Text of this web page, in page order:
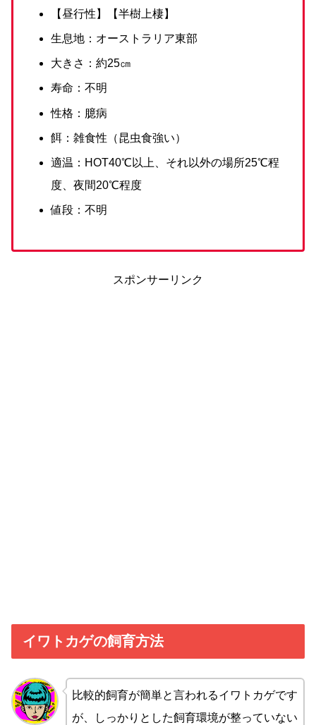
【昼行性】【半樹上棲】
生息地：オーストラリア東部
大きさ：約25㎝
寿命：不明
性格：臆病
餌：雑食性（昆虫食強い）
適温：HOT40℃以上、それ以外の場所25℃程
度、夜間20℃程度
値段：不明
スポンサーリンク
イワトカゲの飼育方法
比較的飼育が簡単と言われるイワトカゲです
が、しっかりとした飼育環境が整っていない